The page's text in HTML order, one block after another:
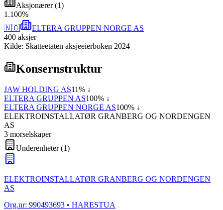
Aksjonærer(1)
1 .100%
🇳🇴
ELTERA GRUPPEN NORGE AS
400 aksjer
Kilde: Skatteetaten aksjeeierboken 2024
Konsernstruktur
JAW HOLDING AS11% ↓
ELTERA GRUPPEN AS100% ↓
ELTERA GRUPPEN NORGE AS100% ↓
ELEKTROINSTALLATØR GRANBERG OG NORDENGEN
AS
3 morselskaper
Underenheter(1)
ELEKTROINSTALLATØR GRANBERG OG NORDENGEN
AS
Org.nr: 990493693 • HARESTUA